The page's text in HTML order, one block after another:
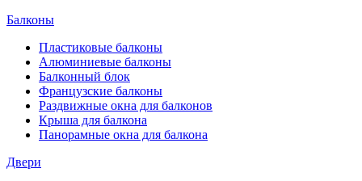
Балконы
Пластиковые балконы
Алюминиевые балконы
Балконный блок
Французские балконы
Раздвижные окна для балконов
Крыша для балкона
Панорамные окна для балкона
Двери